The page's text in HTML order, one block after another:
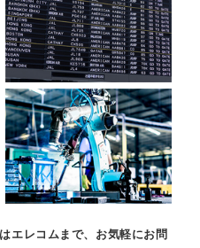
エレコムまで、お気軽にお問